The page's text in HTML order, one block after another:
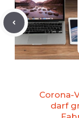
Corona-
darf